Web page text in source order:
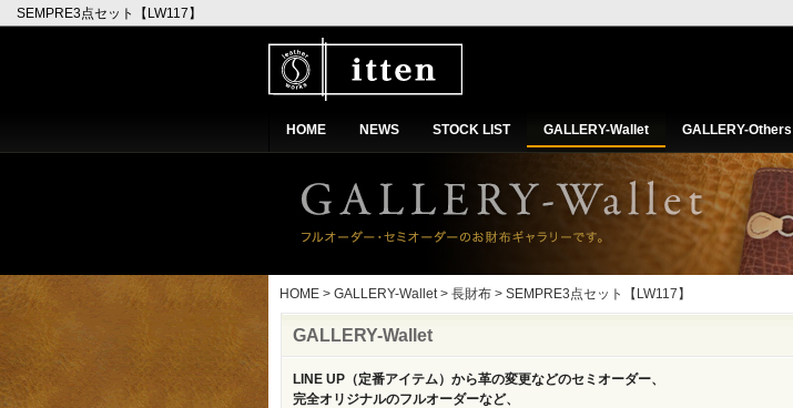
SEMPRE3点セット【LW117】
HOME NEWS STOCK LIST GALLERY-Wallet GALLERY-Others
HOME > GALLERY-Wallet> 長財布 > SEMPRE3点セット【LW117】
GALLERY-Wallet
LINE UP（定番アイテム）から革の変更などのセミオーダー、
完全オリジナルのフルオーダーなど、